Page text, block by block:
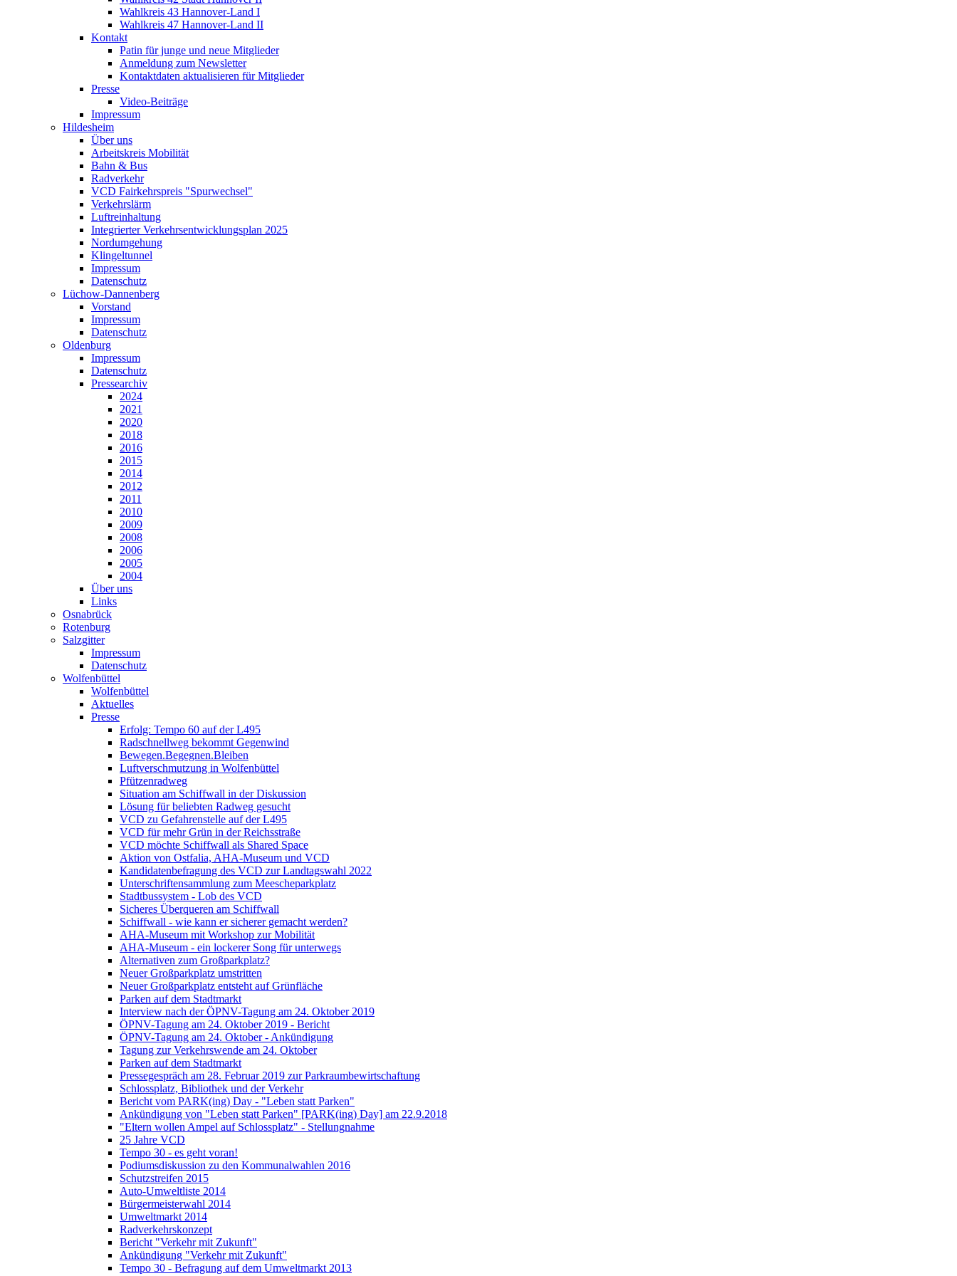
Wahlkreis 43 Hannover-Land I
Wahlkreis 47 Hannover-Land II
Kontakt
Patin für junge und neue Mitglieder
Anmeldung zum Newsletter
Kontaktdaten aktualisieren für Mitglieder
Presse
Video-Beiträge
Impressum
Hildesheim
Über uns
Arbeitskreis Mobilität
Bahn & Bus
Radverkehr
VCD Fairkehrspreis "Spurwechsel"
Verkehrslärm
Luftreinhaltung
Integrierter Verkehrsentwicklungsplan 2025
Nordumgehung
Klingeltunnel
Impressum
Datenschutz
Lüchow-Dannenberg
Vorstand
Impressum
Datenschutz
Oldenburg
Impressum
Datenschutz
Pressearchiv
2024
2021
2020
2018
2016
2015
2014
2012
2011
2010
2009
2008
2006
2005
2004
Über uns
Links
Osnabrück
Rotenburg
Salzgitter
Impressum
Datenschutz
Wolfenbüttel
Wolfenbüttel
Aktuelles
Presse
Erfolg: Tempo 60 auf der L495
Radschnellweg bekommt Gegenwind
Bewegen.Begegnen.Bleiben
Luftverschmutzung in Wolfenbüttel
Pfützenradweg
Situation am Schiffwall in der Diskussion
Lösung für beliebten Radweg gesucht
VCD zu Gefahrenstelle auf der L495
VCD für mehr Grün in der Reichsstraße
VCD möchte Schiffwall als Shared Space
Aktion von Ostfalia, AHA-Museum und VCD
Kandidatenbefragung des VCD zur Landtagswahl 2022
Unterschriftensammlung zum Meescheparkplatz
Stadtbussystem - Lob des VCD
Sicheres Überqueren am Schiffwall
Schiffwall - wie kann er sicherer gemacht werden?
AHA-Museum mit Workshop zur Mobilität
AHA-Museum - ein lockerer Song für unterwegs
Alternativen zum Großparkplatz?
Neuer Großparkplatz umstritten
Neuer Großparkplatz entsteht auf Grünfläche
Parken auf dem Stadtmarkt
Interview nach der ÖPNV-Tagung am 24. Oktober 2019
ÖPNV-Tagung am 24. Oktober 2019 - Bericht
ÖPNV-Tagung am 24. Oktober - Ankündigung
Tagung zur Verkehrswende am 24. Oktober
Parken auf dem Stadtmarkt
Pressegespräch am 28. Februar 2019 zur Parkraumbewirtschaftung
Schlossplatz, Bibliothek und der Verkehr
Bericht vom PARK(ing) Day - "Leben statt Parken"
Ankündigung von "Leben statt Parken" [PARK(ing) Day] am 22.9.2018
"Eltern wollen Ampel auf Schlossplatz" - Stellungnahme
25 Jahre VCD
Tempo 30 - es geht voran!
Podiumsdiskussion zu den Kommunalwahlen 2016
Schutzstreifen 2015
Auto-Umweltliste 2014
Bürgermeisterwahl 2014
Umweltmarkt 2014
Radverkehrskonzept
Bericht "Verkehr mit Zukunft"
Ankündigung "Verkehr mit Zukunft"
Tempo 30 - Befragung auf dem Umweltmarkt 2013